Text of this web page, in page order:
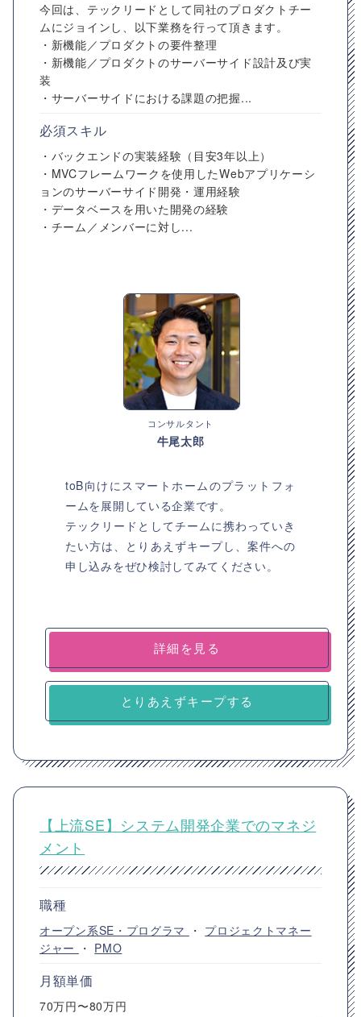
今回は、テックリードとして同社のプロダクトチー
ムにジョインし、以下業務を行って頂きます。
・新機能／プロダクトの要件整理
・新機能／プロダクトのサーバーサイド設計及び実
装
・サーバーサイドにおける課題の把握...
必須スキル
・バックエンドの実装経験（目安3年以上）
・MVCフレームワークを使用したWebアプリケーシ
ョンのサーバーサイド開発・運用経験
・データベースを用いた開発の経験
・チーム／メンバーに対し...
コンサルタント
牛尾太郎
toB向けにスマートホームのプラットフォ
ームを展開している企業です。
テックリードとしてチームに携わっていき
たい方は、とりあえずキープし、案件への
申し込みをぜひ検討してみてください。
詳細を見る
とりあえずキープする
【上流SE】システム開発企業でのマネジ
メント
職種
オープン系SE・プログラマ ・ プロジェクトマネー
ジャー
・ PMO
月額単価
70万円〜80万円